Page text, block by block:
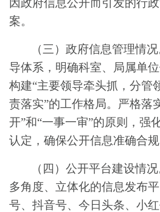
因政府信息公开而引发的行
案。
（三 ） 政府信息管理情况
导体系，明确科室、局属单
构建“主要领导牵头抓，分管
责落实”的工作格局。 严格落
开”和“一事一审”的原则，强
认定，确保公开信息准确合规
（四）公开平台建设情况
多角度、立体化的信息发布平
号、抖音号、今日头条、小